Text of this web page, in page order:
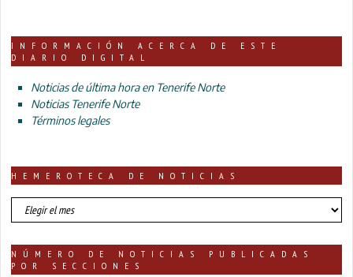
INFORMACIÓN ACERCA DE ESTE
DIARIO DIGITAL
Noticias de última hora en Tenerife Norte
Noticias Tenerife Norte
Términos legales
HEMEROTECA DE NOTICIAS
HEMEROTECA
DE
NÚMERO DE NOTICIAS PUBLICADAS
POR SECCIONES